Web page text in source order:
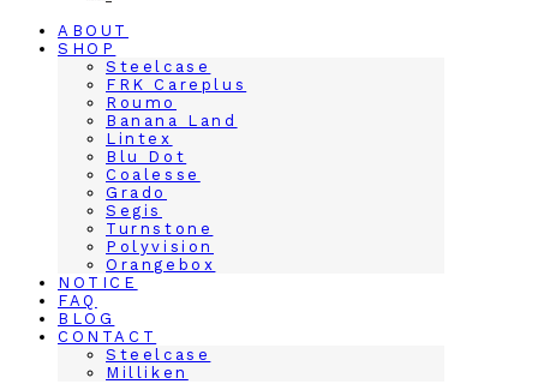
ABOUT
SHOP
Steelcase
FRK Careplus
Roumo
Banana Land
Lintex
Blu Dot
Coalesse
Grado
Segis
Turnstone
Polyvision
Orangebox
NOTICE
FAQ
BLOG
CONTACT
Steelcase
Milliken